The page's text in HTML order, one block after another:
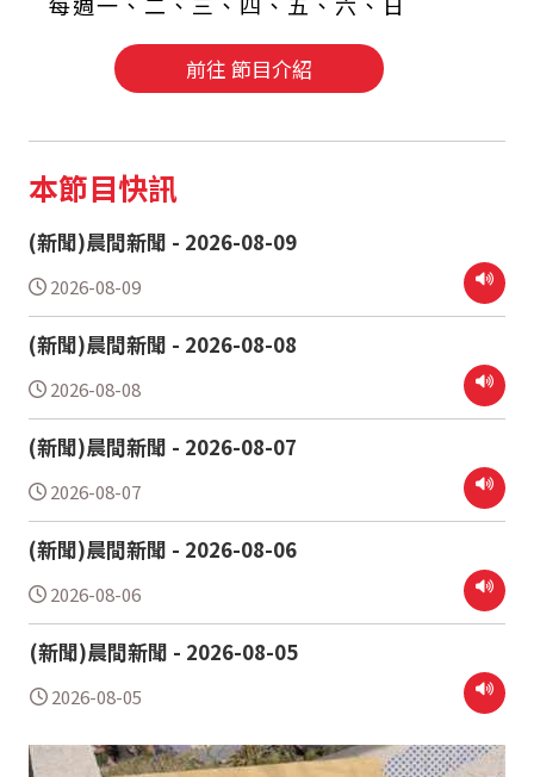
前往 節目介紹
本節目快訊
(新聞)晨間新聞 - 2026-08-09
2026-08-09
(新聞)晨間新聞 - 2026-08-08
2026-08-08
(新聞)晨間新聞 - 2026-08-07
2026-08-07
(新聞)晨間新聞 - 2026-08-06
2026-08-06
(新聞)晨間新聞 - 2026-08-05
2026-08-05